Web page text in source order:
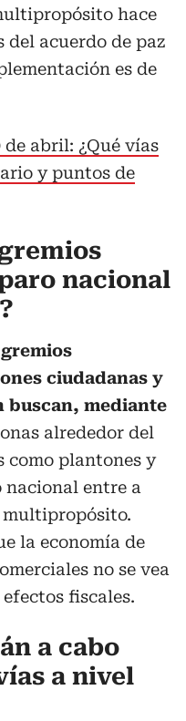
hace
del acuerdo de paz
es de
abril: ¿Qué vías
y puntos de
nacional
ciudadanas y
buscan, mediante
alrededor del
como plantones y
nacional entre a
la economía de
no se vea
fiscales.
a cabo
a nivel